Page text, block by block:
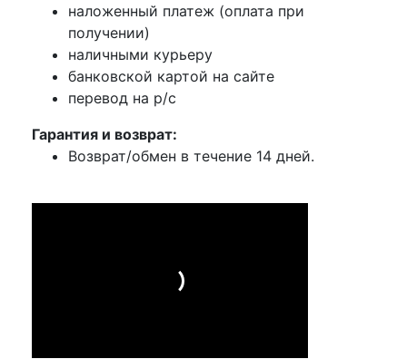
наложенный платеж (оплата при
получении)
наличными курьеру
банковской картой на сайте
перевод на р/с
Гарантия и возврат:
Возврат/обмен в течение 14 дней.